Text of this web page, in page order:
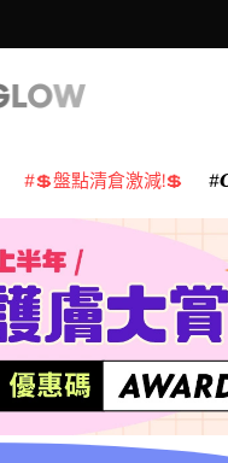
💲盤點清倉激減!💲